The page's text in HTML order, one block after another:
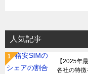
人気記事
【2025年
各社の特徴